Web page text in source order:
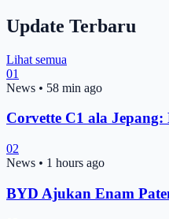
Update Terbaru
Lihat semua
01
News • 58 min ago
Corvette C1 ala
02
News • 1 hours ago
BYD Ajukan Enam